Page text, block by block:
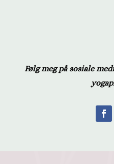
Følg meg på sosiale